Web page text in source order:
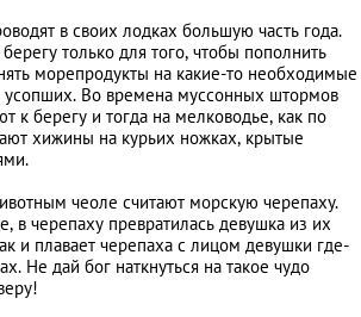
в своих лодках большую часть года.
только для того, чтобы пополнить
морепродукты на какие-то необходимые
усопших. Во времена муссонных штормов
к берегу и тогда на мелководье, как по
хижины на курьих ножках, крытые
чеоле считают морскую черепаху.
в черепаху превратилась девушка из их
и плавает черепаха с лицом девушки где-
Не дай бог наткнуться на такое чудо